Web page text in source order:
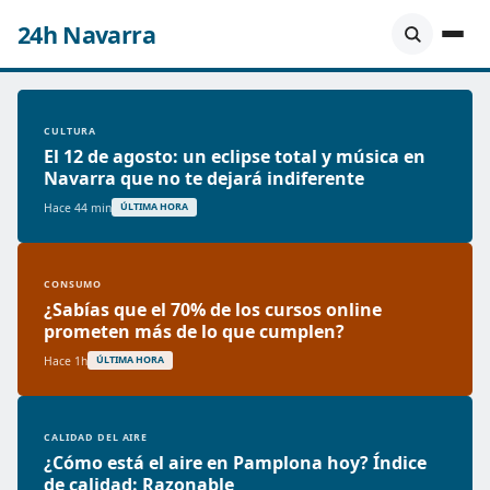
24h Navarra
CULTURA
El 12 de agosto: un eclipse total y música en
Navarra que no te dejará indiferente
Hace 44 min ÚLTIMA HORA
CONSUMO
¿Sabías que el 70% de los cursos online
prometen más de lo que cumplen?
Hace 1h ÚLTIMA HORA
CALIDAD DEL AIRE
¿Cómo está el aire en Pamplona hoy? Índice
de calidad: Razonable